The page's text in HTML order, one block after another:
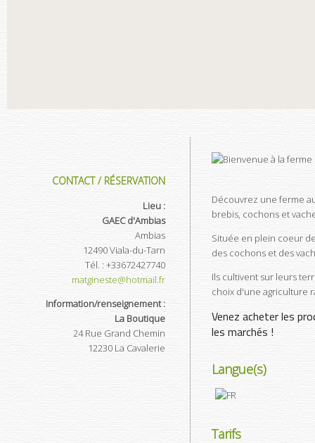
CONTACT / RÉSERVATION
Lieu :
GAEC d'Ambias
Ambias
12490Viala-du-Tarn
Tél. : +33672427740
matgineste@hotmail.fr
Information/renseignement :
La Boutique
24 Rue Grand Chemin
12230 La Cavalerie
Découvrez une ferme
brebis, cochons et
Située en plein coeur
des cochons et des
Ils cultivent sur leurs
choix d'une agriculture
Venez acheter les
les marchés !
Langue(s)
Tarifs